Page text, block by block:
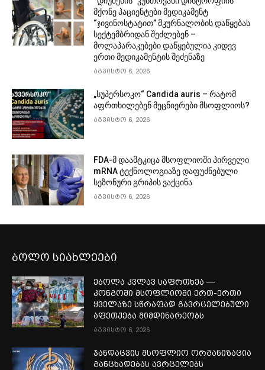
მქონე პაციენტები მედიკამენტ
“ჯივინოსტატით” მკურნალობის დაწყებას
სექტემბრიდან შეძლებენ –
მოლაპარაკებები დაწყებულია კიდევ
ერთი მედიკამენტის შეძენაზე
აგვისტო 6, 2026
„სუპერსოკო“ Candida auris – რატომ
აფრთხილებენ მეცნიერები მსოფლიოს?
აგვისტო 6, 2026
FDA-მ დაამტკიცა მსოფლიოში პირველი
mRNA ტექნოლოგიაზე დაფუძნებული
სეზონური გრიპის ვაქცინა
აგვისტო 6, 2026
ბოლო სიახლეები
ებოლა კვლავ საფრთხეა —
კონგოში მსოფლიოში ერთ-ერთი
ყველაზე სწრაფად გავრცელებული
აფეთქება მიმდინარეობს
აგვისტო 6, 2026
ჯანდაცვის მსოფლიო ორგანიზაცია
განცხადებას ავრცელებს